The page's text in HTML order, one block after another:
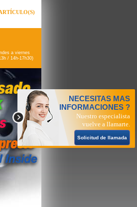
a viernes
/ 14h-17h30)
NECESITAS MAS
INFORMACIONES ?
Nuestro especialista
vuelve a llamarte.
Solicitud de llamada